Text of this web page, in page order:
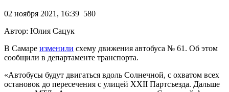
02 ноября 2021, 16:39 580
Автор: Юлия Сацук
В Самаре изменили схему движения автобуса № 61. Об этом
сообщили в департаменте транспорта.
«Автобусы будут двигаться вдоль Солнечной, с охватом всех
остановок до пересечения с улицей XXII Партсъезда. Дальше